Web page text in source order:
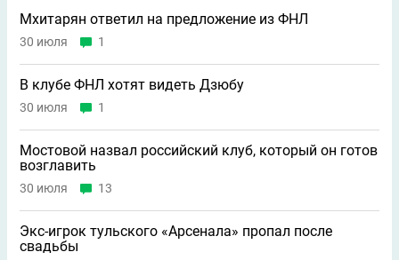
Мхитарян ответил на предложение из ФНЛ
30 июля 1
В клубе ФНЛ хотят видеть Дзюбу
30 июля 1
Мостовой назвал российский клуб, который он готов
возглавить
30 июля 13
Экс-игрок тульского «Арсенала» пропал после
свадьбы